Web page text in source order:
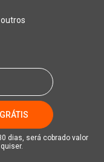
outros
dias, será cobrado valor